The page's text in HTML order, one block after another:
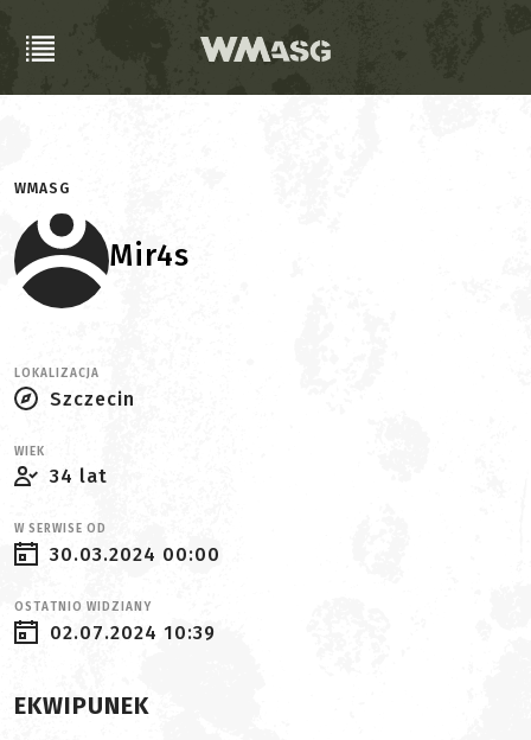
WMASG
Mir4s
LOKALIZACJA
Szczecin
WIEK
34 lat
W SERWISE OD
30.03.2024 00:00
OSTATNIO WIDZIANY
02.07.2024 10:39
EKWIPUNEK